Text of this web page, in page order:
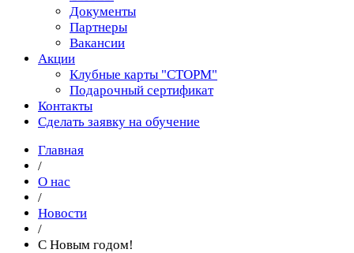
Документы
Партнеры
Вакансии
Акции
Клубные карты "СТОРМ"
Подарочный сертификат
Контакты
Сделать заявку на обучение
Главная
/
О нас
/
Новости
/
С Новым годом!